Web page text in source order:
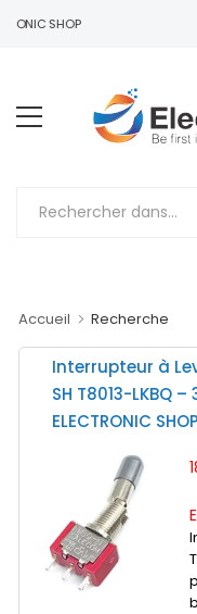
SHOP
Accueil Recherche
Interrupteur à
SH T8013-LKBQ –
ELECTRONIC SHOP